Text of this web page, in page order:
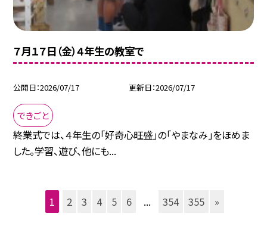
７月１７日（金）４年生の教室で
公開日 2026/07/17 更新日 2026/07/17
できごと
終業式では、４年生の「好奇心旺盛」の「やまなみ」をほめま
した。学習、遊び、他にも...
1 2 3 4 5 6 ... 354 355 »